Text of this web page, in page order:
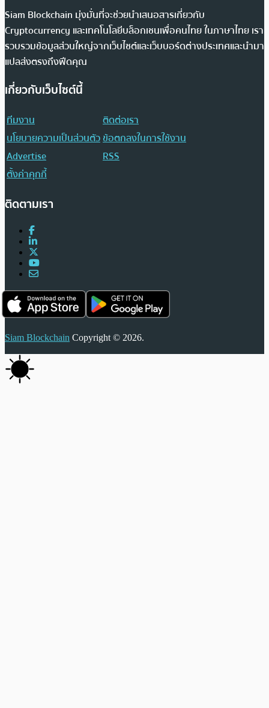
Siam Blockchain มุ่งมั่นที่จะช่วยนำเสนอสารเกี่ยวกับ
Cryptocurrency และเทคโนโลยีบล็อกเชนเพื่อคนไทย ในภาษาไทย เรา
รวบรวมข้อมูลส่วนใหญ่จากเว็บไซต์และเว็บบอร์ดต่างประเทศและนำมา
แปลส่งตรงถึงฟีดคุณ
เกี่ยวกับเว็บไซต์นี้
ทีมงาน
ติดต่อเรา
นโยบายความเป็นส่วนตัวข้อตกลงในการใช้งาน
Advertise
RSS
ตั้งค่าคุกกี้
ติดตามเรา
Siam Blockchain Copyright © 2026.